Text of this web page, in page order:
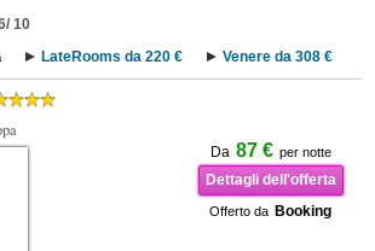
10
LateRooms da 220 € Venere da 308 €
Da 87 € per notte
Dettagli dell'offerta
Offerto da Booking